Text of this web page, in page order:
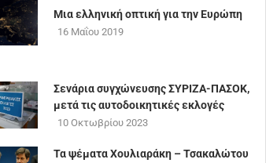
Μια ελληνική οπτική για την Ευρώπη
16 Μαΐου 2019
Σενάρια συγχώνευσης ΣΥΡΙΖΑ-ΠΑΣΟΚ,
μετά τις αυτοδοικητικές εκλογές
10 Οκτωβρίου 2023
Τα ψέματα Χουλιαράκη – Τσακαλώτου